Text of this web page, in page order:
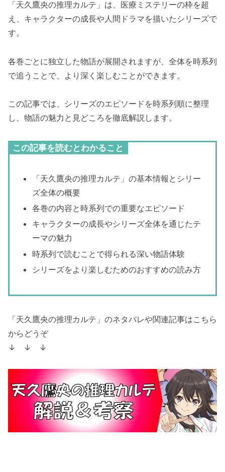
「天久鷹央の推理カルテ」は、医療ミステリーの枠を超
え、キャラクターの成長や人間ドラマを描いたシリーズで
す。
各巻ごとに独立した物語が展開されますが、全体を時系列
で追うことで、より深く楽しむことができます。
この記事では、シリーズのエピソードを時系列順に整理
し、物語の魅力と見どころを徹底解説します。
この記事を読むとわかること
「天久鷹央の推理カルテ」の基本情報とシリー
ズ全体の概要
各巻の内容と時系列での重要なエピソード
キャラクターの成長やシリーズ全体を通じたテ
ーマの魅力
時系列で読むことで得られる深い物語体験
シリーズをより楽しむためのおすすめの読み方
「天久鷹央の推理カルテ」のネタバレや関連記事はこちら
からどうぞ
↓ ↓ ↓